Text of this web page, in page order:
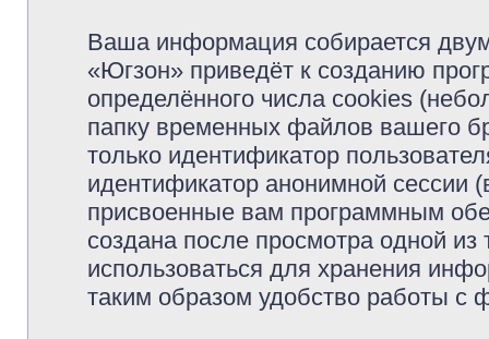
Ваша информация собирается
«Югзон» приведёт к созданию
определённого числа cookies
папку временных файлов вашего
только идентификатор
идентификатор анонимной сессии
присвоенные вам программным
создана после просмотра одной
использоваться для хранения
таким образом удобство работы с